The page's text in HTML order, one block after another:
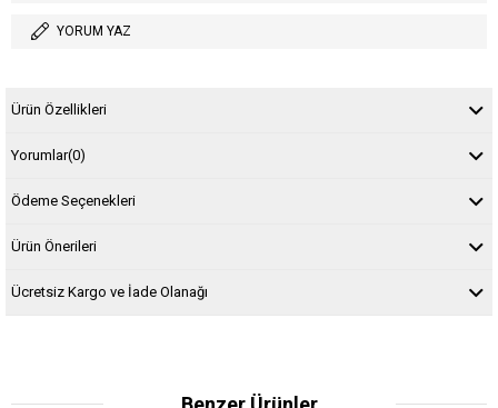
YORUM YAZ
Ürün Özellikleri
Yorumlar(0)
Ödeme Seçenekleri
Ürün Önerileri
Ücretsiz Kargo ve İade Olanağı